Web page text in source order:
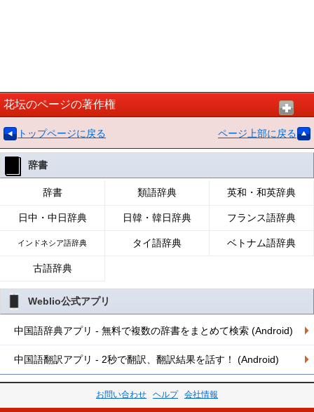
花坛のページの著作権
トップページに戻る ページ上部に戻る
辞書
辞書 類語辞典 英和・和英辞典
日中・中日辞典 日韓・韓日辞典 フランス語辞典
インドネシア語辞典 タイ語辞典 ベトナム語辞典
古語辞典
Weblio公式アプリ
中国語辞典アプリ - 無料で複数の辞書をまとめて検索 (Android)
中国語翻訳アプリ - 2秒で翻訳、翻訳結果を話す！ (Android)
お問い合わせ ヘルプ 会社情報